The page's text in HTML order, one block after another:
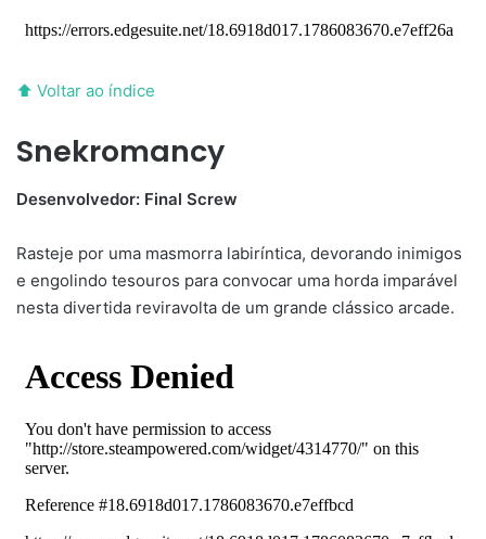
⬆ Voltar ao índice
Snekromancy
Desenvolvedor: Final Screw
Rasteje por uma masmorra labiríntica, devorando inimigos
e engolindo tesouros para convocar uma horda imparável
nesta divertida reviravolta de um grande clássico arcade.